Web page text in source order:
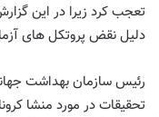
تعجب کرد زیرا در این
دلیل نقض پروتکل های
رئیس سازمان بهداشت
تحقیقات در مورد منشا